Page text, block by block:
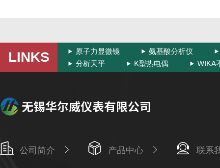
LINKS 原子力显微镜
氨基酸分析仪
分析天平
K型热电偶 WIKA
公司简介 产品中心 联系